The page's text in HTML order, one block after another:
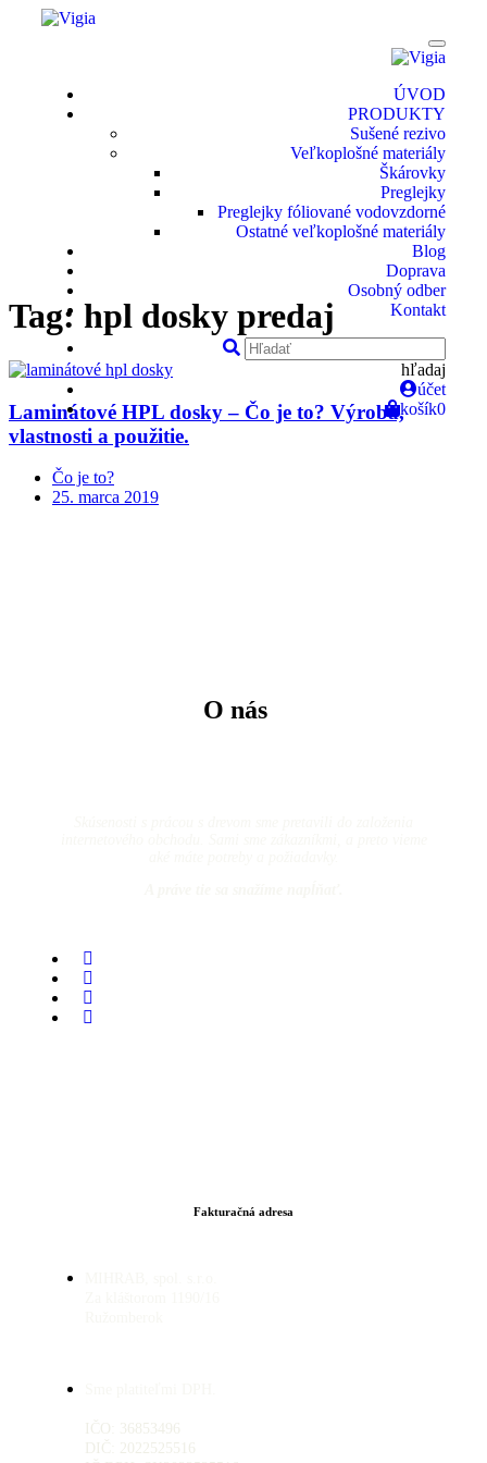
ÚVOD
PRODUKTY
Sušené rezivo
Veľkoplošné materiály
Škárovky
Preglejky
Preglejky fóliované vodovzdorné
Ostatné veľkoplošné materiály
Blog
Doprava
Osobný odber
Kontakt
hľadaj
účet
košík0
Tag: hpl dosky predaj
Laminátové HPL dosky – Čo je to? Výroba,
vlastnosti a použitie.
Čo je to?
25. marca 2019
O nás
Fakturačná adresa
IČO: 36853496
DIČ: 2022525516